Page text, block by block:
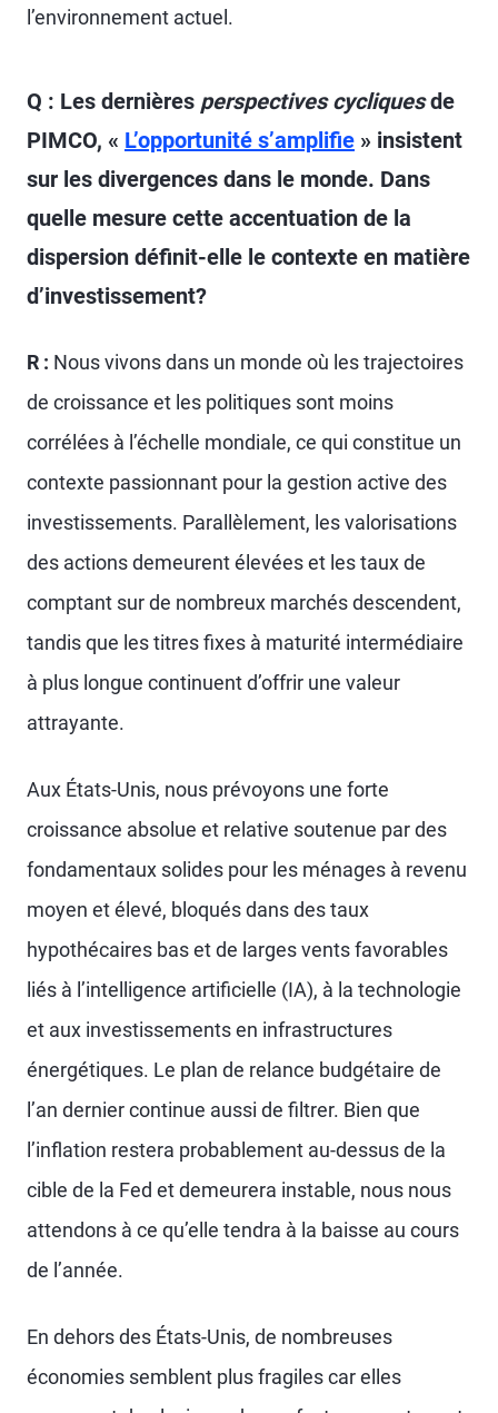
l’environnement actuel.
Q : Les dernières perspectives cycliquesde
PIMCO, « L’opportunité s’amplifie » insistent
sur les divergences dans le monde. Dans
quelle mesure cette accentuation de la
dispersion définit-elle le contexte en matière
d’investissement?
R : Nous vivons dans un monde où les trajectoires
de croissance et les politiques sont moins
corrélées à l’échelle mondiale, ce qui constitue un
contexte passionnant pour la gestion active des
investissements. Parallèlement, les valorisations
des actions demeurent élevées et les taux de
comptant sur de nombreux marchés descendent,
tandis que les titres fixes à maturité intermédiaire
à plus longue continuent d’offrir une valeur
attrayante.
Aux États-Unis, nous prévoyons une forte
croissance absolue et relative soutenue par des
fondamentaux solides pour les ménages à revenu
moyen et élevé, bloqués dans des taux
hypothécaires bas et de larges vents favorables
liés à l’intelligence artificielle (IA), à la technologie
et aux investissements en infrastructures
énergétiques. Le plan de relance budgétaire de
l’an dernier continue aussi de filtrer. Bien que
l’inflation restera probablement au-dessus de la
cible de la Fed et demeurera instable, nous nous
attendons à ce qu’elle tendra à la baisse au cours
de l’année.
En dehors des États-Unis, de nombreuses
économies semblent plus fragiles car elles